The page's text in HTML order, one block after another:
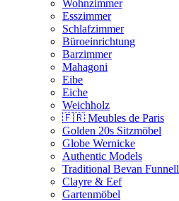
Wohnzimmer
Esszimmer
Schlafzimmer
Büroeinrichtung
Barzimmer
Mahagoni
Eibe
Eiche
Weichholz
🇫🇷 Meubles de Paris
Golden 20s Sitzmöbel
Globe Wernicke
Authentic Models
Traditional Bevan Funnell
Clayre & Eef
Gartenmöbel